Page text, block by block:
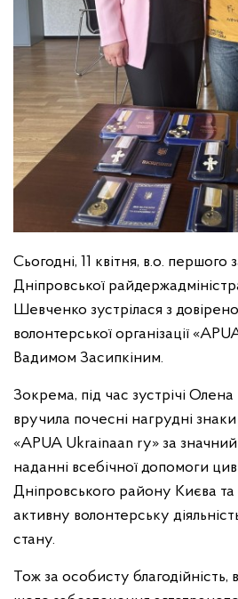
Сьогодні, 11 квітня, в.о. першого
Дніпровської
Шевченко зустрілася з
волонтерської організації
Вадимом Засипкіним.
Зокрема, під час зустрічі
вручила почесні нагрудні
«APUA Ukrainaan ry» за
наданні всебічної допомоги
Дніпровського району Києва та
активну волонтерську
стану.
Тож за особисту